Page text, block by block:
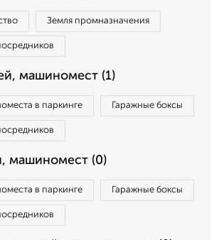
Земля промназначения
машиномест (1)
в паркинге Гаражные боксы
машиномест (0)
в паркинге Гаражные боксы